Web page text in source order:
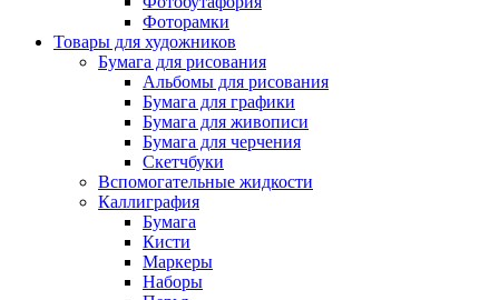
Фоторамки
Товары для художников
Бумага для рисования
Альбомы для рисования
Бумага для графики
Бумага для живописи
Бумага для черчения
Скетчбуки
Вспомогательные жидкости
Каллиграфия
Бумага
Кисти
Маркеры
Наборы